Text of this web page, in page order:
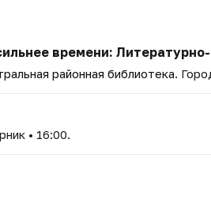
времени:
районная библиотека.
• 16:00.